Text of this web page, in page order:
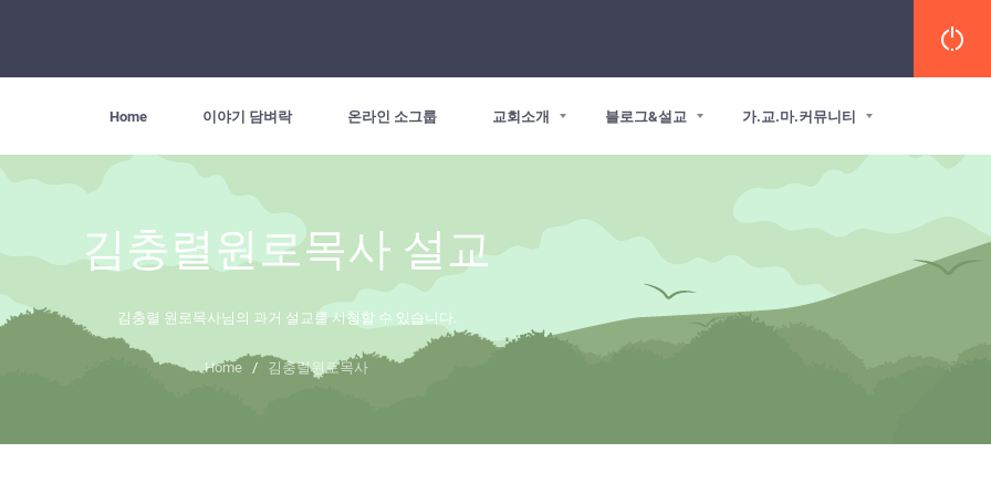
Home 이야기 담벼락 온라인 소그룹 교회소개 블로그&설교 가.교.마.커뮤니티
김충렬원로목사 설교
김충렬 원로목사님의 과거 설교를 시청할 수 있습니다.
Home / 김충렬원로목사